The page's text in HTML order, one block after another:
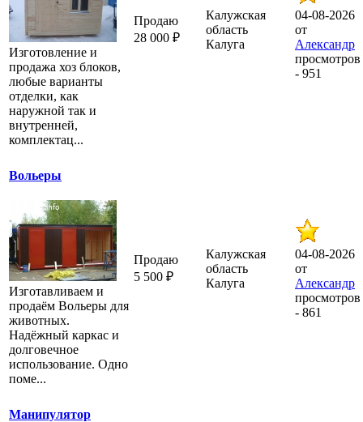
Изготовление и
продажа хоз блоков,
любые варианты
отделки, как
наружной так и
внутренней,
комплектац...
Продаю
28 000 ₽
Калужская
область
Калуга
04-08-2026
от
Александр
просмотров
- 951
Вольеры
Изготавливаем и
продаём Вольеры для
животных.
Надёжный каркас и
долговечное
использование. Одно
поме...
Продаю
5 500 ₽
Калужская
область
Калуга
04-08-2026
от
Александр
просмотров
- 861
Манипулятор